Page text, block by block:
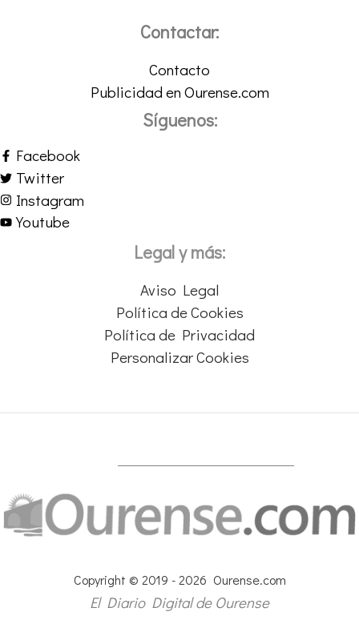
Contactar:
Contacto
Publicidad en Ourense.com
Síguenos:
Facebook
Twitter
Instagram
Youtube
Legal y más:
Aviso Legal
Política de Cookies
Política de Privacidad
Personalizar Cookies
Copyright © 2019 - 2026 Ourense.com
El Diario Digital de Ourense